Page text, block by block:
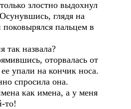
злостно выдохнул
глядя на
поковырялся пальцем в
так назвала?
оторвалась от
упали на кончик носа.
спросила она.
как имена, а у меня
то!